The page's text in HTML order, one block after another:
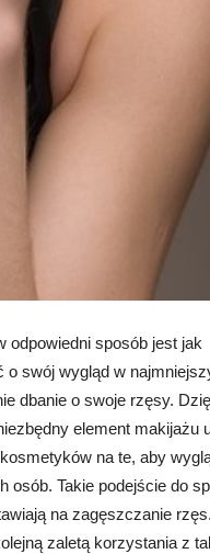
odpowiedni sposób jest jak
o swój wygląd w
dbanie o swoje rzęsy.
element makijażu
na te, aby
osób. Takie podejście do
na zagęszczanie
zaletą korzystania z